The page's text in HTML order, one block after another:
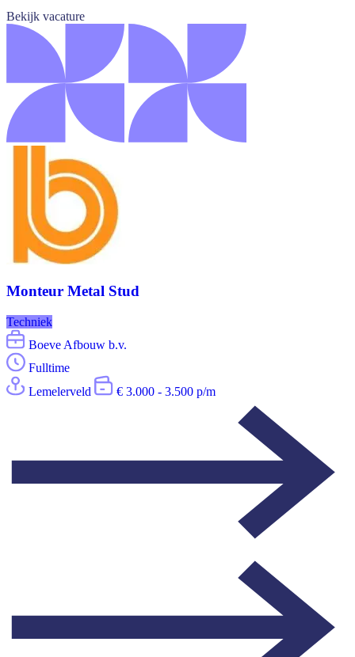
Bekijk vacature
Monteur Metal Stud
Techniek
Boeve Afbouw b.v.
Fulltime
Lemelerveld
€ 3.000 - 3.500 p/m